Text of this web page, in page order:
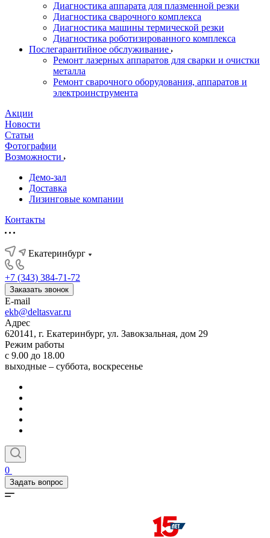
Диагностика аппарата для плазменной резки
Диагностика сварочного комплекса
Диагностика машины термической резки
Диагностика роботизированного комплекса
Послегарантийное обслуживание
Ремонт лазерных аппаратов для сварки и очистки
металла
Ремонт сварочного оборудования, аппаратов и
электроинструмента
Акции
Новости
Статьи
Фотографии
Возможности
Демо-зал
Доставка
Лизинговые компании
Контакты
Екатеринбург
+7 (343) 384-71-72
Заказать звонок
E-mail
ekb@deltasvar.ru
Адрес
620141, г. Екатеринбург, ул. Завокзальная, дом 29
Режим работы
с 9.00 до 18.00
выходные – суббота, воскресенье
0
Задать вопрос